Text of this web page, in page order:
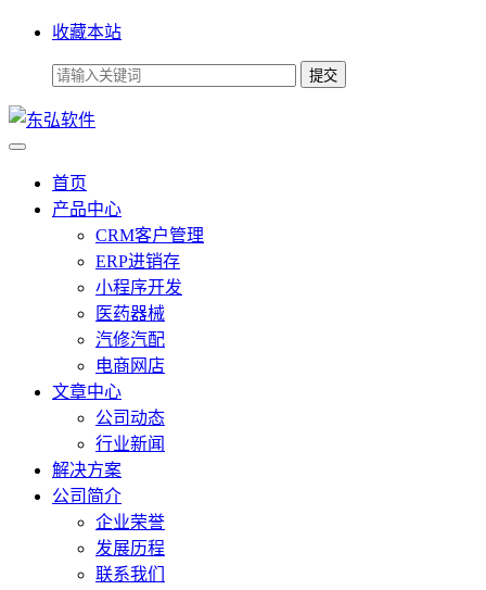
收藏本站
首页
产品中心
CRM客户管理
ERP进销存
小程序开发
医药器械
汽修汽配
电商网店
文章中心
公司动态
行业新闻
解决方案
公司简介
企业荣誉
发展历程
联系我们